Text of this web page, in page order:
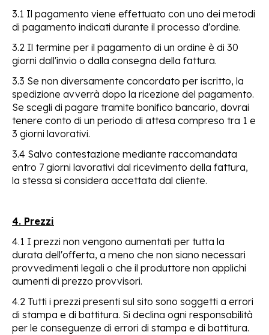
3.1 Il pagamento viene effettuato con uno dei metodi
di pagamento indicati durante il processo d'ordine.
3.2 Il termine per il pagamento di un ordine è di 30
giorni dall'invio o dalla consegna della fattura.
3.3 Se non diversamente concordato per iscritto, la
spedizione avverrà dopo la ricezione del pagamento.
Se scegli di pagare tramite bonifico bancario, dovrai
tenere conto di un periodo di attesa compreso tra 1 e
3 giorni lavorativi.
3.4 Salvo contestazione mediante raccomandata
entro 7 giorni lavorativi dal ricevimento della fattura,
la stessa si considera accettata dal cliente.
4. Prezzi
4.1 I prezzi non vengono aumentati per tutta la
durata dell'offerta, a meno che non siano necessari
provvedimenti legali o che il produttore non applichi
aumenti di prezzo provvisori.
4.2 Tutti i prezzi presenti sul sito sono soggetti a errori
di stampa e di battitura. Si declina ogni responsabilità
per le conseguenze di errori di stampa e di battitura.